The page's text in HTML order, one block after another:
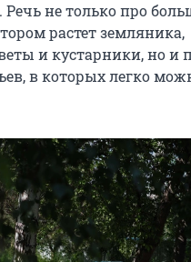
не только про
растет земляника,
и кустарники, но и
в которых легко